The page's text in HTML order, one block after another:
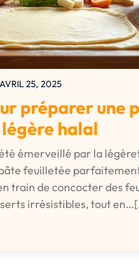
AVRIL 25, 2025
préparer une
halal
émerveillé par la
feuilletée
train de concocter des
irrésistibles, tout